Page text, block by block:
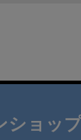
ショッ